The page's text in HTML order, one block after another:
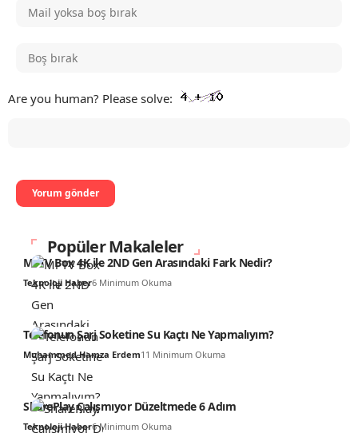
Are you human? Please solve:
Popüler Makaleler
Mi TV Box 4K ile 2ND Gen Arasındaki Fark Nedir?
Teknoloji Haber6 Minimum Okuma
Telefonun Şarj Soketine Su Kaçtı Ne Yapmalıyım?
Muhammed Hamza Erdem11 Minimum Okuma
SharePlay Çalışmıyor Düzeltmede 6 Adım
Teknoloji Haber6 Minimum Okuma